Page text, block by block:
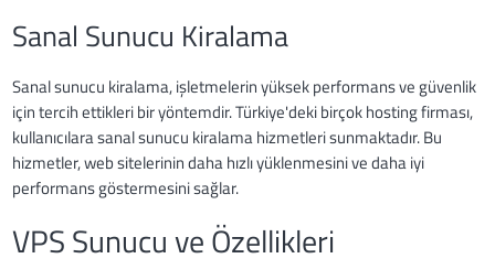
Sanal Sunucu Kiralama
Sanal sunucu kiralama, işletmelerin yüksek performans ve güvenlik
için tercih ettikleri bir yöntemdir. Türkiye'deki birçok hosting firması,
kullanıcılara sanal sunucu kiralama hizmetleri sunmaktadır. Bu
hizmetler, web sitelerinin daha hızlı yüklenmesini ve daha iyi
performans göstermesini sağlar.
VPS Sunucu ve Özellikleri